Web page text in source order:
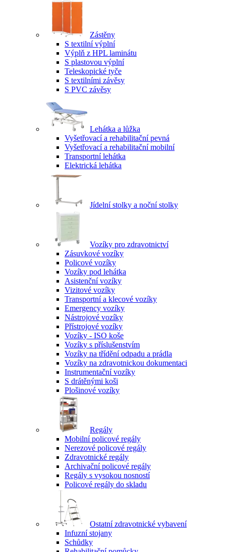
Zástěny
S textilní výplní
Výplň z HPL laminátu
S plastovou výplní
Teleskopické tyče
S textilními závěsy
S PVC závěsy
Lehátka a lůžka
Vyšetřovací a rehabilitační pevná
Vyšetřovací a rehabilitační mobilní
Transportní lehátka
Elektrická lehátka
Jídelní stolky a noční stolky
Vozíky pro zdravotnictví
Zásuvkové vozíky
Policové vozíky
Vozíky pod lehátka
Asistenční vozíky
Vizitové vozíky
Transportní a klecové vozíky
Emergency vozíky
Nástrojové vozíky
Přístrojové vozíky
Vozíky - ISO koše
Vozíky s příslušenstvím
Vozíky na třídění odpadu a prádla
Vozíky na zdravotnickou dokumentaci
Instrumentační vozíky
S drátěnými koši
Plošinové vozíky
Regály
Mobilní policové regály
Nerezové policové regály
Zdravotnické regály
Archivační policové regály
Regály s vysokou nosností
Policové regály do skladu
Ostatní zdravotnické vybavení
Infuzní stojany
Schůdky